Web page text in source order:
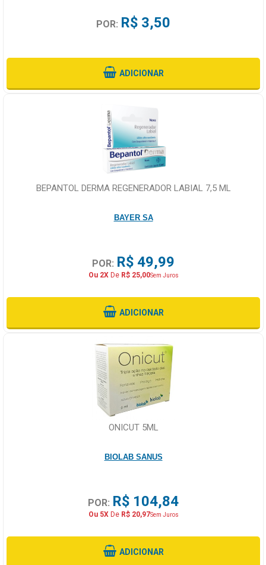
POR: R$ 3,50
ADICIONAR
BEPANTOL DERMA REGENERADOR LABIAL 7,5 ML
BAYER SA
POR: R$ 49,99
Ou 2XDe R$ 25,00Sem Juros
ADICIONAR
ONICUT 5ML
BIOLAB SANUS
POR: R$ 104,84
Ou 5XDe R$ 20,97Sem Juros
ADICIONAR